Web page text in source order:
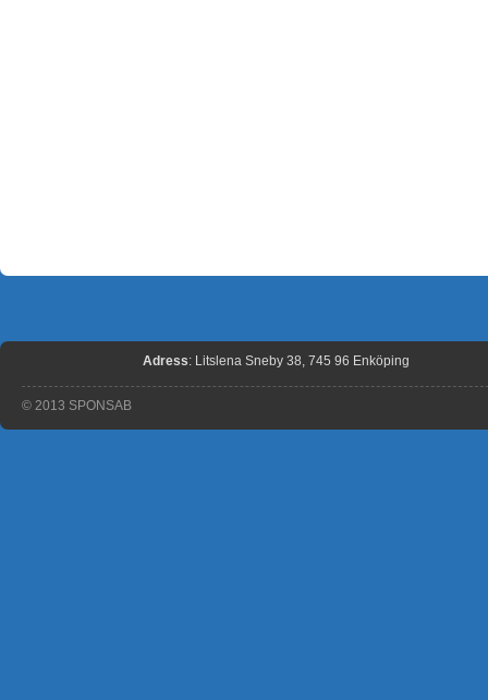
Adress: Litslena Sneby 38, 745 96 Enköping
© 2013 SPONSAB